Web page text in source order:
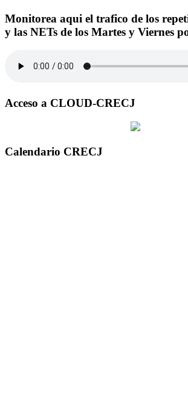
Monitorea aqui el trafico de los
y las NETs de los Martes y Viernes
Acceso a CLOUD-CRECJ
Calendario CRECJ